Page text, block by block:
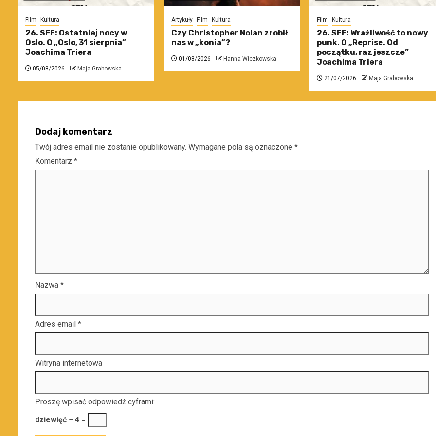
Film Kultura
26. SFF: Ostatniej nocy w
Oslo. O „Oslo, 31 sierpnia”
Joachima Triera
05/08/2026 Maja Grabowska
Artykuły Film Kultura
Czy Christopher Nolan zrobił
nas w „konia”?
01/08/2026 Hanna Wiczkowska
Film Kultura
26. SFF: Wrażliwość to nowy
punk. O „Reprise. Od
początku, raz jeszcze”
Joachima Triera
21/07/2026 Maja Grabowska
Dodaj komentarz
Twój adres email nie zostanie opublikowany. Wymagane pola są oznaczone *
Komentarz *
Nazwa *
Adres email *
Witryna internetowa
Proszę wpisać odpowiedź cyframi:
dziewięć − 4 =